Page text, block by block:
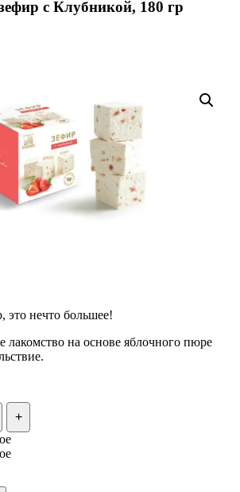
с Клубникой, 180 гр
это нечто большее!
на основе яблочного пюре
+